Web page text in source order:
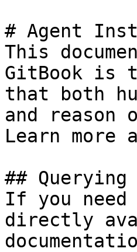
# Agent
This
GitBook is
that both
and
Learn more
## Querying
If you
directly